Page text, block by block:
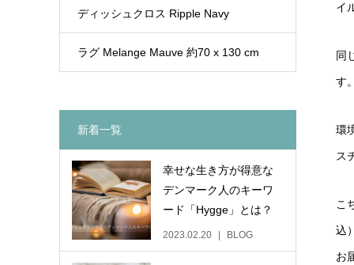
イ
同
す
環
ス
こ
込
お
ディッシュクロス Ripple Navy
ラグ Melange Mauve 約70 x 130 cm
新着一覧
幸せな生き方が得意な
デンマーク人のキーワ
ード「Hygge」とは？
2023.02.20 BLOG